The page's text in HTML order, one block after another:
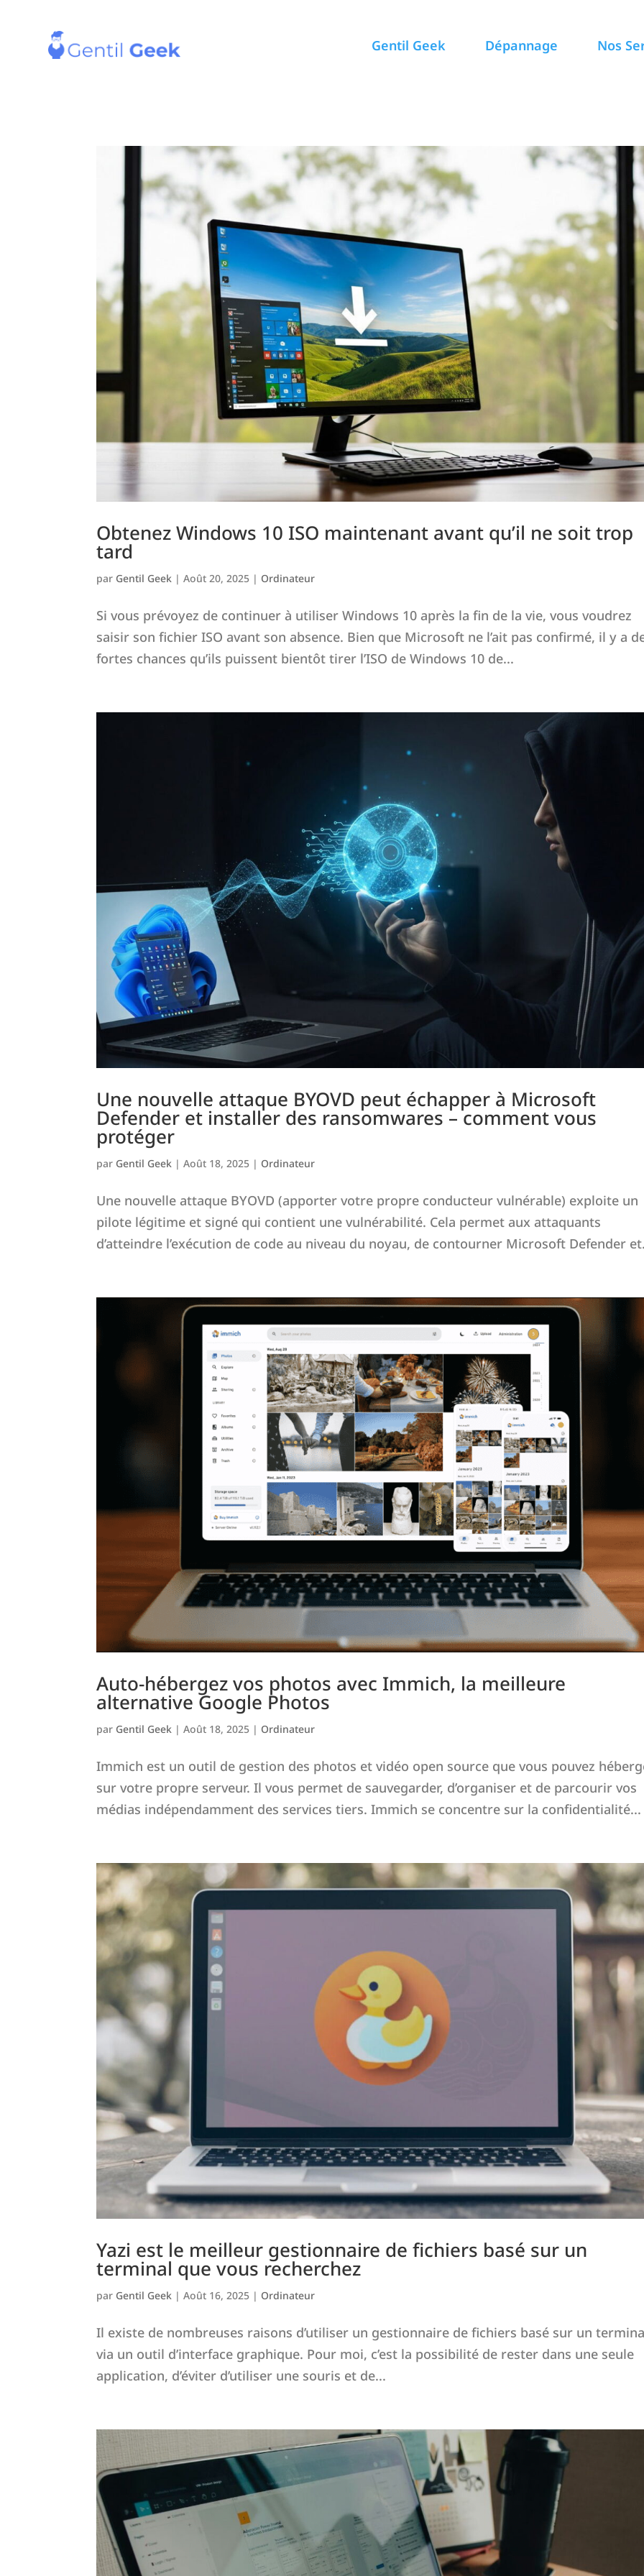
Gentil Geek Dépannage Nos
Obtenez Windows 10 ISO maintenant avant qu’il ne soit trop
tard
par Gentil Geek |Août 20, 2025 | Ordinateur
Si vous prévoyez de continuer à utiliser Windows 10 après la fin de la vie, vous voudrez
saisir son fichier ISO avant son absence. Bien que Microsoft ne l’ait pas confirmé, il y a
fortes chances qu’ils puissent bientôt tirer l’ISO de Windows 10 de...
Une nouvelle attaque BYOVD peut échapper à Microsoft
Defender et installer des ransomwares – comment vous
protéger
par Gentil Geek |Août 18, 2025 | Ordinateur
Une nouvelle attaque BYOVD (apporter votre propre conducteur vulnérable) exploite un
pilote légitime et signé qui contient une vulnérabilité. Cela permet aux attaquants
d’atteindre l’exécution de code au niveau du noyau, de contourner Microsoft Defender
Auto-hébergez vos photos avec Immich, la meilleure
alternative Google Photos
par Gentil Geek |Août 18, 2025 | Ordinateur
Immich est un outil de gestion des photos et vidéo open source que vous pouvez
sur votre propre serveur. Il vous permet de sauvegarder, d’organiser et de parcourir vos
médias indépendamment des services tiers. Immich se concentre sur la confidentialité...
Yazi est le meilleur gestionnaire de fichiers basé sur un
terminal que vous recherchez
par Gentil Geek |Août 16, 2025 | Ordinateur
Il existe de nombreuses raisons d’utiliser un gestionnaire de fichiers basé sur un
via un outil d’interface graphique. Pour moi, c’est la possibilité de rester dans une seule
application, d’éviter d’utiliser une souris et de...